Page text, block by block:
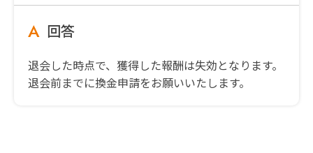
A 回答
退会した時点で、獲得した報酬は失効となります。
退会前までに換金申請をお願いいたします。